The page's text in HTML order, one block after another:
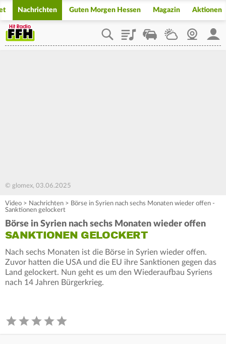
Nachrichten Guten Morgen Hessen Magazin Aktionen
PlaylistStaupilotWetterWebcam
© glomex, 03.06.2025
Video > Nachrichten > Börse in Syrien nach sechs Monaten wieder offen -
Sanktionen gelockert
Börse in Syrien nach sechs Monaten wieder offen
SANKTIONEN GELOCKERT
Nach sechs Monaten ist die Börse in Syrien wieder offen.
Zuvor hatten die USA und die EU ihre Sanktionen gegen das
Land gelockert. Nun geht es um den Wiederaufbau Syriens
nach 14 Jahren Bürgerkrieg.